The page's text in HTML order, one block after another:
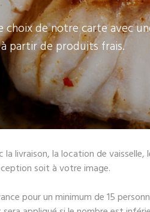
choix de notre carte avec
partir de produits frais.
livraison, la location de vaisselle,
soit à votre image.
pour un minimum de 15